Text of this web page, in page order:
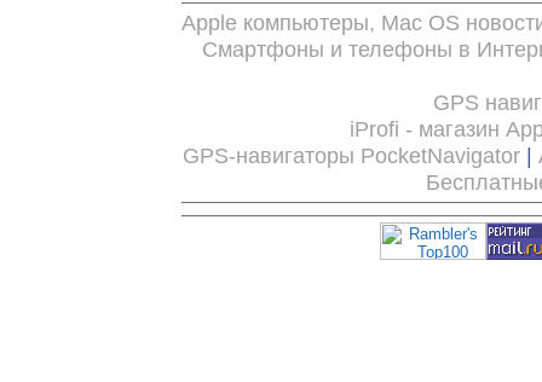
Apple компьютеры, Mac OS
Смартфоны и телефоны в
GPS
iProfi - магазин
GPS-навигаторы PocketNavigator |